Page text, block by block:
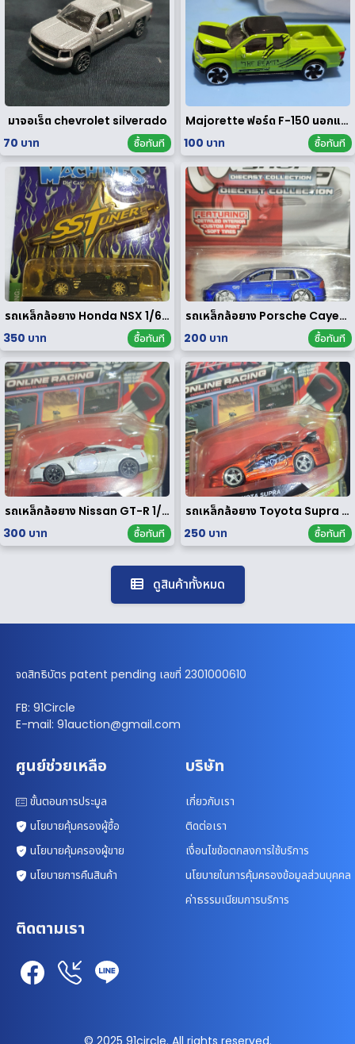
มาจอเร็ต chevrolet silverado
70 บาท
ซื้อทันที
Majorette ฟอร์ด F-150 นอกแพค
100 บาท
ซื้อทันที
รถเหล็กล้อยาง Honda NSX 1/64 ของ rare
350 บาท
ซื้อทันที
รถเหล็กล้อยาง Porsche Cayenne Turbo 1/64
200 บาท
ซื้อทันที
รถเหล็กล้อยาง Nissan GT-R 1/64
300 บาท
ซื้อทันที
รถเหล็กล้อยาง Toyota Supra 1/64
250 บาท
ซื้อทันที
ดูสินค้าทั้งหมด
จดสิทธิบัตร patent pending เลขที่ 2301000610
FB: 91Circle
E-mail: 91auction@gmail.com
ศูนย์ช่วยเหลือ
ขั้นตอนการประมูล
นโยบายคุ้มครองผู้ซื้อ
นโยบายคุ้มครองผู้ขาย
นโยบายการคืนสินค้า
บริษัท
เกี่ยวกับเรา
ติดต่อเรา
เงื่อนไขข้อตกลงการใช้บริการ
นโยบายในการคุ้มครองข้อมูลส่วนบุคคล
ค่าธรรมเนียมการบริการ
ติดตามเรา
© 2025 91circle. All rights reserved.